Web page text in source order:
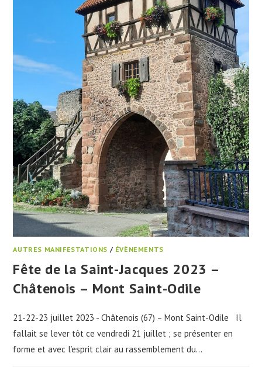
AUTRES MANIFESTATIONS / ÉVÈNEMENTS
Fête de la Saint-Jacques 2023 –
Châtenois – Mont Saint-Odile
21-22-23 juillet 2023 - Châtenois (67) – Mont Saint-Odile Il
fallait se lever tôt ce vendredi 21 juillet ; se présenter en
forme et avec l’esprit clair au rassemblement du…